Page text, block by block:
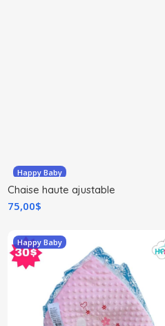
Happy Baby
Chaise haute ajustable
75,00$
Happy Baby